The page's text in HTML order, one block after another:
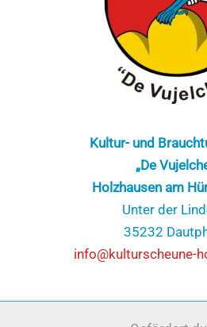
Kultur- und
„De
Holzhausen am
Unter der
35232
info@kulturscheune-